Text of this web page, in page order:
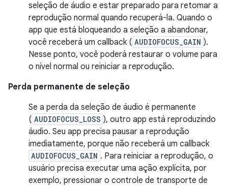
seleção de áudio e estar preparado para retomar a
reprodução normal quando recuperá-la. Quando o
app que está bloqueando a seleção a abandonar,
você receberá um callback ( AUDIOFOCUS_GAIN ).
Nesse ponto, você poderá restaurar o volume para
o nível normal ou reiniciar a reprodução.
Perda permanente de seleção
Se a perda da seleção de áudio é permanente
( AUDIOFOCUS_LOSS ), outro app está reproduzindo
áudio. Seu app precisa pausar a reprodução
imediatamente, porque não receberá um callback
AUDIOFOCUS_GAIN . Para reiniciar a reprodução, o
usuário precisa executar uma ação explícita, por
exemplo, pressionar o controle de transporte de